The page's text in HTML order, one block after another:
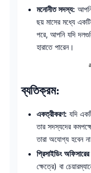
মনোনীত সদস্য:
ছয় মাসের মধ্যে
পরে, আপনি যদি
হারাতে পারেন।
ব্যতিক্রম:
একত্রীকরণ: যদি
তার সদস্যদের
তারা অযোগ্য হবেন
প্রিসাইডিং
ক্ষেত্রে) বা